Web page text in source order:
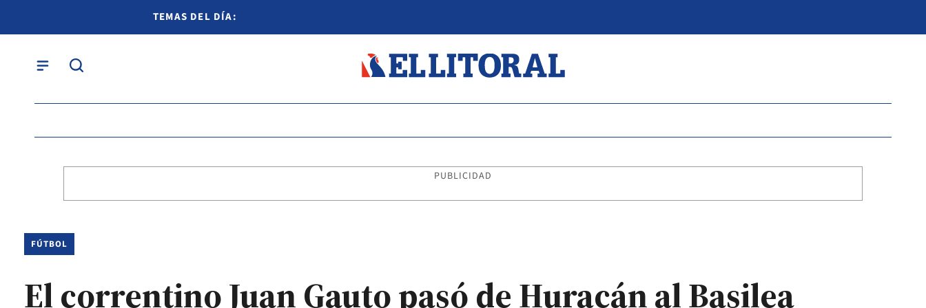
TEMAS DEL DÍA:
PUBLICIDAD
FÚTBOL
El correntino Juan Gauto pasó de Huracán al Basilea